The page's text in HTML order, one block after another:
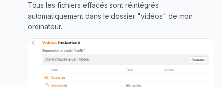
Tous les fichiers effacés sont réintégrés
automatiquement dans le dossier "vidéos" de mon
ordinateur.